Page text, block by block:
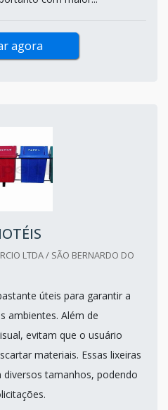
agora
LTDA / SÃO BERNARDO DO
úteis para garantir a
ambientes. Além de
evitam que o usuário
materiais. Essas lixeiras
tamanhos, podendo